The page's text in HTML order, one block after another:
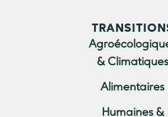
& Climatiques
Alimentaires
Humaines &